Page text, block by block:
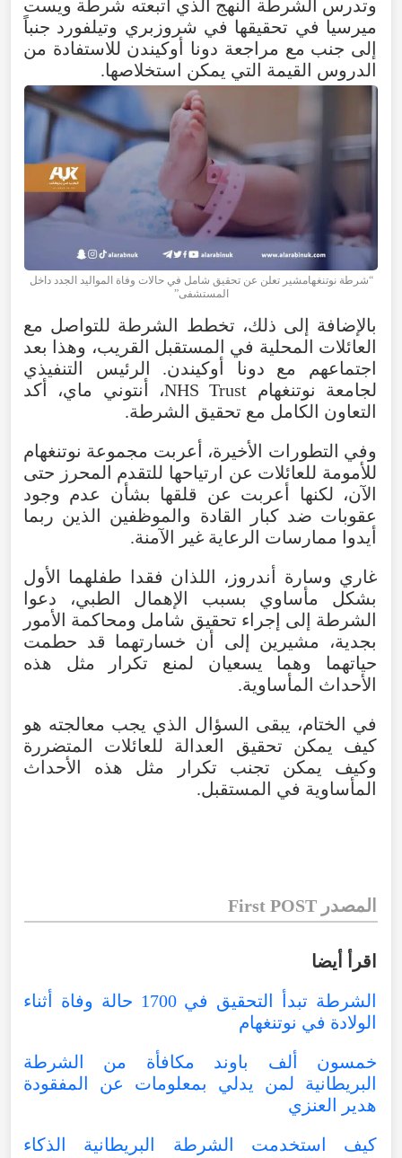
وتدرس الشرطة النهج الذي اتبعته شرطة ويست
ميرسيا في تحقيقها في شروزبري وتيلفورد جنباً
إلى جنب مع مراجعة دونا أوكيندن للاستفادة من
الدروس القيمة التي يمكن استخلاصها.
“شرطة نوتنغهامشير تعلن عن تحقيق شامل في حالات وفاة المواليد الجدد داخل
المستشفى”
بالإضافة إلى ذلك، تخطط الشرطة للتواصل مع
العائلات المحلية في المستقبل القريب، وهذا بعد
اجتماعهم مع دونا أوكيندن. الرئيس التنفيذي
لجامعة نوتنغهام NHS Trust، أنتوني ماي، أكد
التعاون الكامل مع تحقيق الشرطة.
وفي التطورات الأخيرة، أعربت مجموعة نوتنغهام
للأمومة للعائلات عن ارتياحها للتقدم المحرز حتى
الآن، لكنها أعربت عن قلقها بشأن عدم وجود
عقوبات ضد كبار القادة والموظفين الذين ربما
أيدوا ممارسات الرعاية غير الآمنة.
غاري وسارة أندروز، اللذان فقدا طفلهما الأول
بشكل مأساوي بسبب الإهمال الطبي، دعوا
الشرطة إلى إجراء تحقيق شامل ومحاكمة الأمور
بجدية، مشيرين إلى أن خسارتهما قد حطمت
حياتهما وهما يسعيان لمنع تكرار مثل هذه
الأحداث المأساوية.
في الختام، يبقى السؤال الذي يجب معالجته هو
كيف يمكن تحقيق العدالة للعائلات المتضررة
وكيف يمكن تجنب تكرار مثل هذه الأحداث
المأساوية في المستقبل.
المصدر First POST
اقرأ أيضا
الشرطة تبدأ التحقيق في 1700 حالة وفاة أثناء
الولادة في نوتنغهام
خمسون ألف باوند مكافأة من الشرطة
البريطانية لمن يدلي بمعلومات عن المفقودة
هدير العنزي
كيف استخدمت الشرطة البريطانية الذكاء